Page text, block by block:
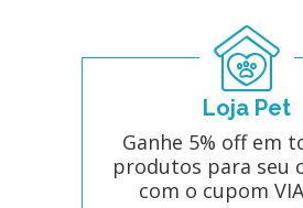
Loja Pet
Ganhe 5% off em
produtos para seu
com o cupom